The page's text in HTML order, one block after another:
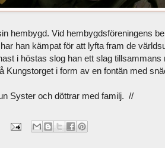
hembygd. Vid hembygdsföreningens
han kämpat för att lyfta fram de
i höstas slog han ett slag tillsammans
Kungstorget i form av en fontän med
Syster och döttrar med familj. //